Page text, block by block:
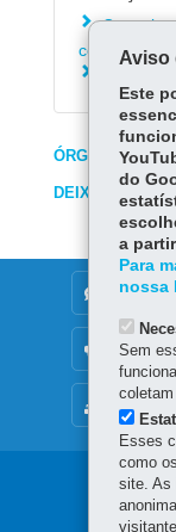
certidão
ÓRGÃO
DEIXE SUA
Aviso
Este
do
a
Para
nossa
Sem
Esses
como
site. As